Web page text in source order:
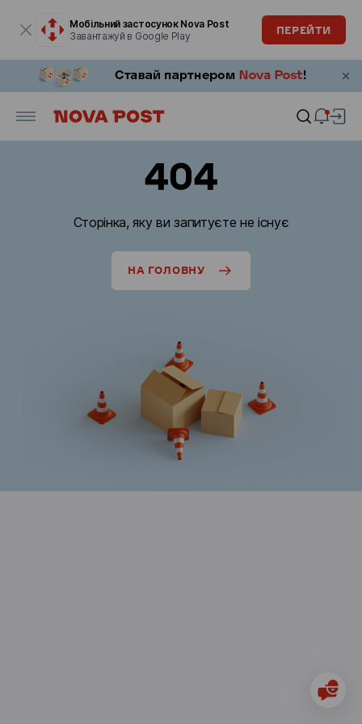
Мобільний застосунок Nova Post
Завантажуй в Google Play
ПЕРЕЙТИ
404
Сторінка, яку ви запитуєте не існує
НА ГОЛОВНУ